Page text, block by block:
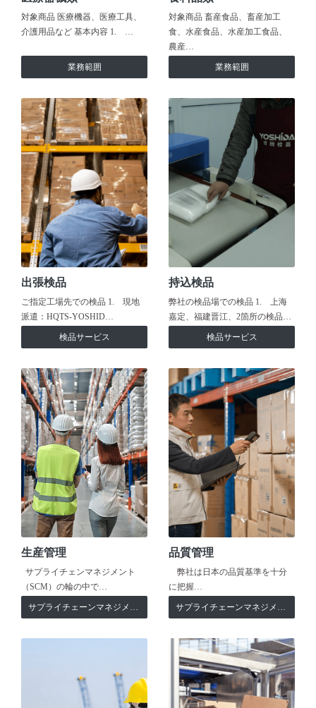
対象商品 医療機器、医療工具、
介護用品など 基本内容 1. …
業務範囲
対象商品 畜産食品、畜産加工
食、水産食品、水産加工食品、
農産…
業務範囲
出張検品
ご指定工場先での検品 1. 現地
派遣：HQTS-YOSHID…
検品サービス
持込検品
弊社の検品場での検品 1. 上海
嘉定、福建晋江、2箇所の検品…
検品サービス
生産管理
サプライチェンマネジメント
（SCM）の輪の中で…
サプライチェーンマネジメント
品質管理
弊社は日本の品質基準を十分
に把握…
サプライチェーンマネジメント